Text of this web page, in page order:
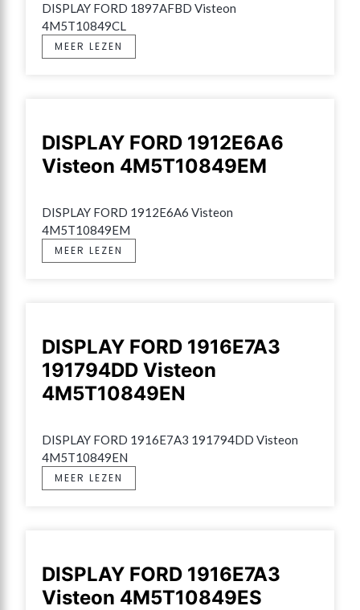
DISPLAY FORD 1897AFBD Visteon
4M5T10849CL
MEER LEZEN
DISPLAY FORD 1912E6A6
Visteon 4M5T10849EM
DISPLAY FORD 1912E6A6 Visteon
4M5T10849EM
MEER LEZEN
DISPLAY FORD 1916E7A3
191794DD Visteon
4M5T10849EN
DISPLAY FORD 1916E7A3 191794DD Visteon
4M5T10849EN
MEER LEZEN
DISPLAY FORD 1916E7A3
Visteon 4M5T10849ES